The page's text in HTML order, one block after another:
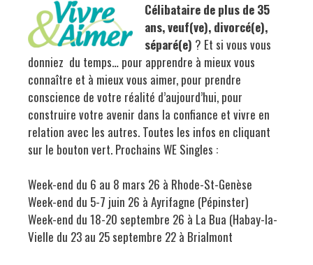
Célibataire de plus de 35
ans, veuf(ve), divorcé(e),
séparé(e) ? Et si vous vous
donniez du temps… pour apprendre à mieux vous
connaître et à mieux vous aimer, pour prendre
conscience de votre réalité d’aujourd’hui, pour
construire votre avenir dans la confiance et vivre en
relation avec les autres. Toutes les infos en cliquant
sur le bouton vert. Prochains WE Singles :
Week-end du 6 au 8 mars 26 à Rhode-St-Genèse
Week-end du 5-7 juin 26 à Ayrifagne (Pépinster)
Week-end du 18-20 septembre 26 à La Bua (Habay-la-
Vielle du 23 au 25 septembre 22 à Brialmont